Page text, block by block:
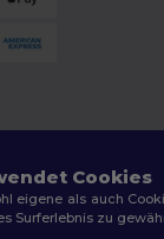
Cookies
eigene als auch
Surferlebnis zu